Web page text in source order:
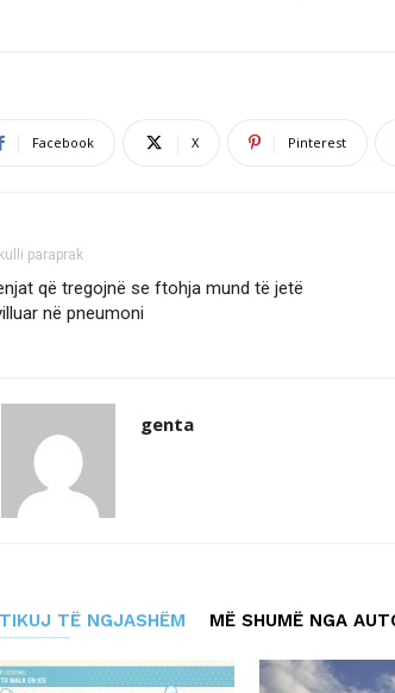
Facebook X Pinterest
paraprak
që tregojnë se ftohja mund të jetë
në pneumoni
genta
TË NGJASHËM MË SHUMË NGA